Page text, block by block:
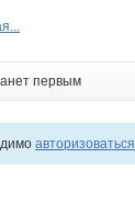
первым
авторизоваться